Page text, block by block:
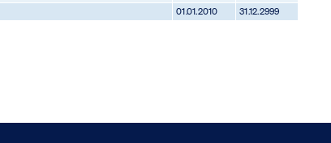
01.01.2010 31.12.2999